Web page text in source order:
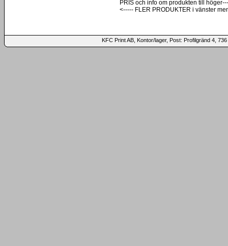
PRIS och info om produkten till
<----- FLER PRODUKTER i vänster
KFC Print AB, Kontor/lager, Post: Profilgränd 4,